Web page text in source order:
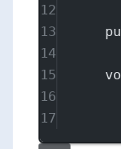
12
13
14
15
16
17